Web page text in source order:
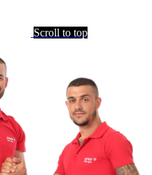
Scroll to top